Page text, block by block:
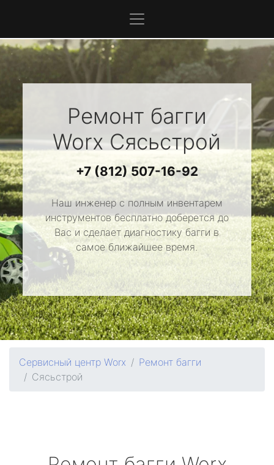
Ремонт багги
WorxСясьстрой
+7 (812) 507-16-92
Наш инженер с полным инвентарем
инструментов бесплатно доберется до
Вас и сделает диагностику багги в
самое ближайшее время.
Сервисный центр Worx
Ремонт багги
Сясьстрой